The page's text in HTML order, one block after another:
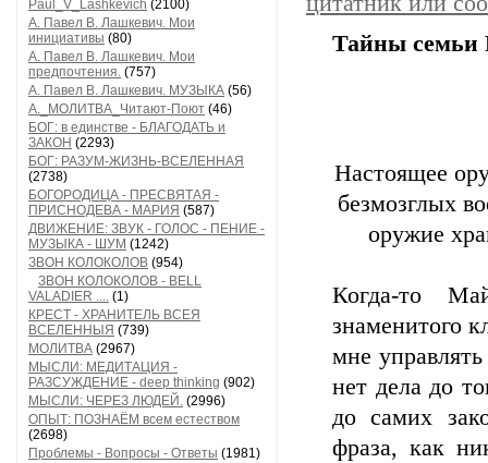
Paul_V_Lashkevich (2100)
А. Павел В. Лашкевич. Мои
инициативы (80)
А. Павел В. Лашкевич. Мои
предпочтения. (757)
А. Павел В. Лашкевич. МУЗЫКА (56)
А._МОЛИТВА_Читают-Поют (46)
БОГ: в единстве - БЛАГОДАТЬ и
ЗАКОН (2293)
БОГ: РАЗУМ-ЖИЗНЬ-ВСЕЛЕННАЯ
(2738)
БОГОРОДИЦА - ПРЕСВЯТАЯ -
ПРИСНОДЕВА - МАРИЯ (587)
ДВИЖЕНИЕ: ЗВУК - ГОЛОС - ПЕНИЕ -
МУЗЫКА - ШУМ (1242)
ЗВОН КОЛОКОЛОВ (954)
ЗВОН КОЛОКОЛОВ - BELL
VALADIER .... (1)
КРЕСТ - ХРАНИТЕЛЬ ВСЕЯ
ВСЕЛЕННЫЯ (739)
МОЛИТВА (2967)
МЫСЛИ: МЕДИТАЦИЯ -
РАЗСУЖДЕНИЕ - deep thinking (902)
МЫСЛИ: ЧЕРЕЗ ЛЮДЕЙ. (2996)
ОПЫТ: ПОЗНАЁМ всем естеством
(2698)
Проблемы - Вопросы - Ответы (1981)
Тайны семьи
Настоящее
безмозглых
оружие
Когда-то
знаменитого
мне
нет дела до
до самих
фраза, как